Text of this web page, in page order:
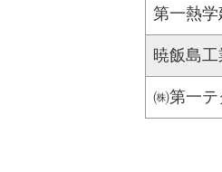
第一熱
暁飯島
㈱第一